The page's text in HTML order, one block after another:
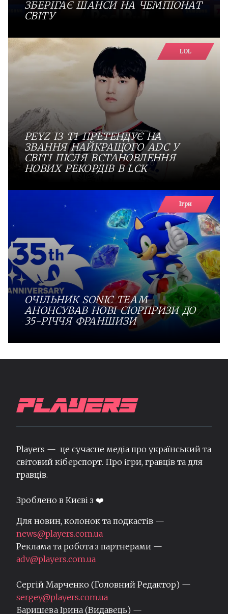
ЗБЕРІГАЄ ШАНСИ НА ЧЕМПІОНАТ
СВІТУ
LOL
PEYZ ІЗ T1 ПРЕТЕНДУЄ НА
ЗВАННЯ НАЙКРАЩОГО ADC У
СВІТІ ПІСЛЯ ВСТАНОВЛЕННЯ
НОВИХ РЕКОРДІВ В LCK
Ігри
ОЧІЛЬНИК SONIC TEAM
АНОНСУВАВ НОВІ СЮРПРИЗИ ДО
35-РІЧЧЯ ФРАНШИЗИ
Players — це сучасне медіа про український та
світовий кіберспорт. Про ігри, гравців та для
гравців.
Зроблено в Києві з ❤️
Для новин, колонок та подкастів —
news@players.com.ua
Реклама та робота з партнерами —
adv@players.com.ua
Сергій Марченко (Головний Редактор) —
sergey@players.com.ua
Баришева Ірина (Видавець) —